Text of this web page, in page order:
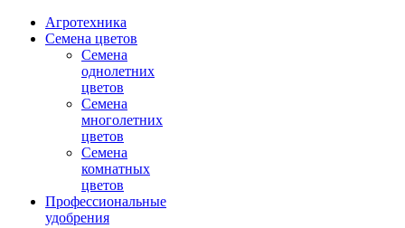
Агротехника
Семена цветов
Семена
однолетних
цветов
Семена
многолетних
цветов
Семена
комнатных
цветов
Профессиональные
удобрения